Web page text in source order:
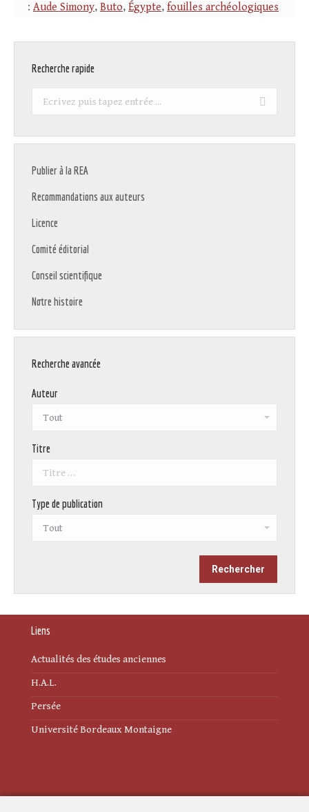
: Aude Simony, Buto, Égypte, fouilles archéologiques
Recherche rapide
Recherche
Publier à la REA
Recommandations aux auteurs
Licence
Comité éditorial
Conseil scientifique
Notre histoire
Recherche avancée
Auteur
Titre
Type de publication
Liens
Actualités des études anciennes
H.A.L.
Persée
Université Bordeaux Montaigne